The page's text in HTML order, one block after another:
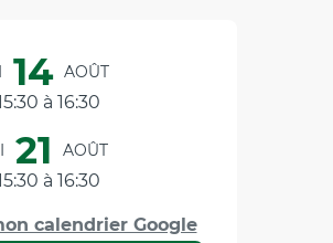
et
14 AOÛT
à 16:30
21 AOÛT
à 16:30
calendrier Google